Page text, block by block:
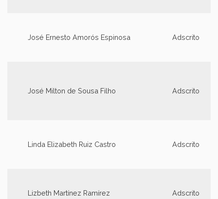
José Ernesto Amorós Espinosa Adscrito
José Milton de Sousa Filho Adscrito
Linda Elizabeth Ruiz Castro Adscrito
Lizbeth Martínez Ramírez Adscrito